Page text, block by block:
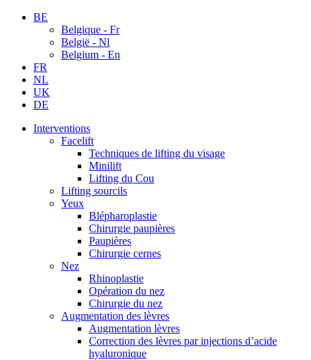
BE
Belgique - Fr
België - Nl
Belgium - En
FR
NL
UK
DE
Interventions
Facelift
Techniques de lifting du visage
Minilift
Lifting du Cou
Lifting sourcils
Yeux
Blépharoplastie
Chirurgie paupières
Paupières
Chirurgie cernes
Nez
Rhinoplastie
Opération du nez
Chirurgie du nez
Augmentation des lèvres
Augmentation lèvres
Correction des lèvres par injections d’acide
hyaluronique